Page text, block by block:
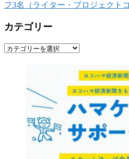
フ3名（ライター・プロジェクト
カテゴリー
カ